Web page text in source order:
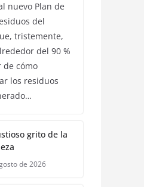
nuevo Plan de
del
tristemente,
del 90 %
de cómo
los residuos
grito de la
de 2026